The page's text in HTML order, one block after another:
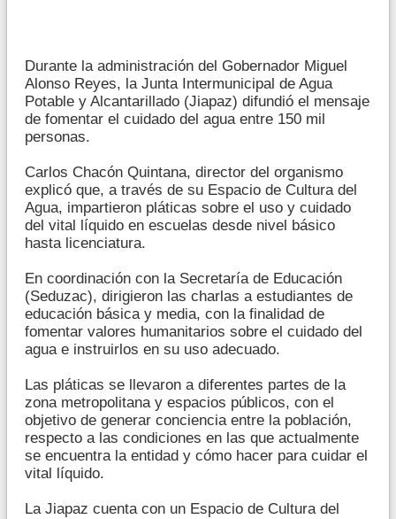
Durante la administración del Gobernador Miguel
Alonso Reyes, la Junta Intermunicipal de Agua
Potable y Alcantarillado (Jiapaz) difundió el mensaje
de fomentar el cuidado del agua entre 150 mil
personas.
Carlos Chacón Quintana, director del organismo
explicó que, a través de su Espacio de Cultura del
Agua, impartieron pláticas sobre el uso y cuidado
del vital líquido en escuelas desde nivel básico
hasta licenciatura.
En coordinación con la Secretaría de Educación
(Seduzac), dirigieron las charlas a estudiantes de
educación básica y media, con la finalidad de
fomentar valores humanitarios sobre el cuidado del
agua e instruirlos en su uso adecuado.
Las pláticas se llevaron a diferentes partes de la
zona metropolitana y espacios públicos, con el
objetivo de generar conciencia entre la población,
respecto a las condiciones en las que actualmente
se encuentra la entidad y cómo hacer para cuidar el
vital líquido.
La Jiapaz cuenta con un Espacio de Cultura del